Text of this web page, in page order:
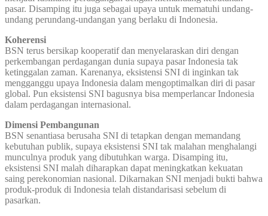
pasar. Disamping itu juga sebagai upaya untuk mematuhi undang-
undang perundang-undangan yang berlaku di Indonesia.
Koherensi
BSN terus bersikap kooperatif dan menyelaraskan diri dengan
perkembangan perdagangan dunia supaya pasar Indonesia tak
ketinggalan zaman. Karenanya, eksistensi SNI di inginkan tak
mengganggu upaya Indonesia dalam mengoptimalkan diri di pasar
global. Pun eksistensi SNI bagusnya bisa memperlancar Indonesia
dalam perdagangan internasional.
Dimensi Pembangunan
BSN senantiasa berusaha SNI di tetapkan dengan memandang
kebutuhan publik, supaya eksistensi SNI tak malahan menghalangi
munculnya produk yang dibutuhkan warga. Disamping itu,
eksistensi SNI malah diharapkan dapat meningkatkan kekuatan
saing perekonomian nasional. Dikarnakan SNI menjadi bukti bahwa
produk-produk di Indonesia telah distandarisasi sebelum di
pasarkan.